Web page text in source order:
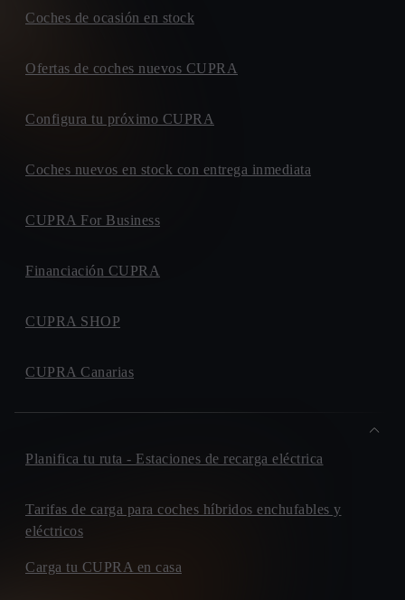
Coches de ocasión en stock
Ofertas de coches nuevos CUPRA
Configura tu próximo CUPRA
Coches nuevos en stock con entrega inmediata
CUPRA For Business
Financiación CUPRA
CUPRA SHOP
CUPRA Canarias
Planifica tu ruta - Estaciones de recarga eléctrica
Tarifas de carga para coches híbridos enchufables y
eléctricos
Carga tu CUPRA en casa